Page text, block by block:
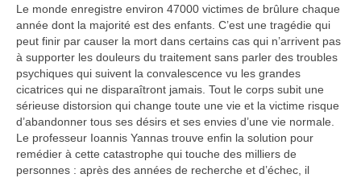
Le monde enregistre environ 47000 victimes de brûlure chaque
année dont la majorité est des enfants. C’est une tragédie qui
peut finir par causer la mort dans certains cas qui n’arrivent pas
à supporter les douleurs du traitement sans parler des troubles
psychiques qui suivent la convalescence vu les grandes
cicatrices qui ne disparaîtront jamais. Tout le corps subit une
sérieuse distorsion qui change toute une vie et la victime risque
d’abandonner tous ses désirs et ses envies d’une vie normale.
Le professeur Ioannis Yannas trouve enfin la solution pour
remédier à cette catastrophe qui touche des milliers de
personnes : après des années de recherche et d’échec, il